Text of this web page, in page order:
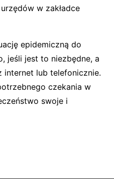
w zakładce
epidemiczną do
jeśli jest to niezbędne, a
lub telefonicznie.
czekania w
swoje i